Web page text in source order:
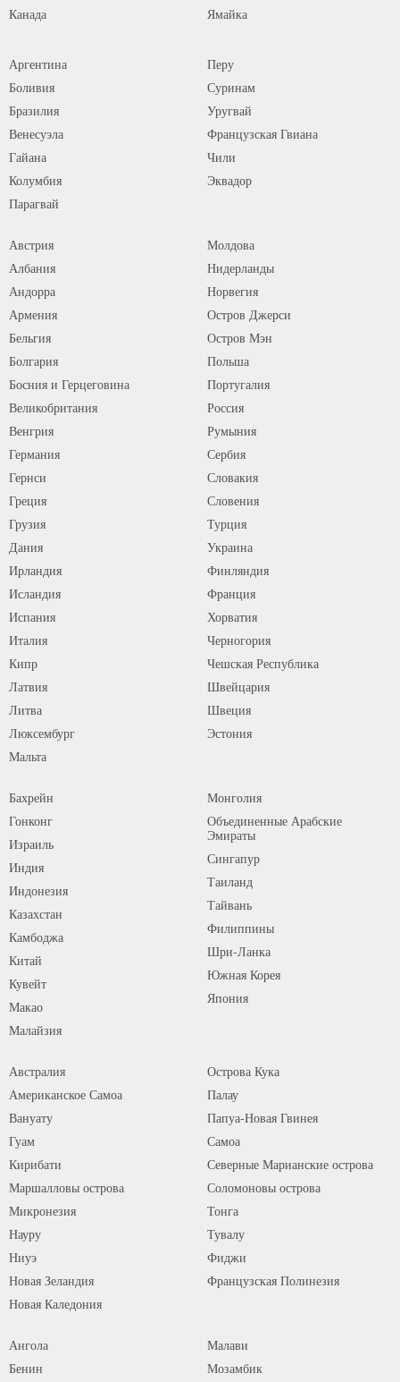
Канада
Ямайка
Аргентина
Боливия
Бразилия
Венесуэла
Гайана
Колумбия
Парагвай
Перу
Суринам
Уругвай
Французская Гвиана
Чили
Эквадор
Австрия
Албания
Андорра
Армения
Бельгия
Болгария
Босния и Герцеговина
Великобритания
Венгрия
Германия
Гернси
Греция
Грузия
Дания
Ирландия
Исландия
Испания
Италия
Кипр
Латвия
Литва
Люксембург
Мальта
Молдова
Нидерланды
Норвегия
Остров Джерси
Остров Мэн
Польша
Португалия
Россия
Румыния
Сербия
Словакия
Словения
Турция
Украина
Финляндия
Франция
Хорватия
Черногория
Чешская Республика
Швейцария
Швеция
Эстония
Бахрейн
Гонконг
Израиль
Индия
Индонезия
Казахстан
Камбоджа
Китай
Кувейт
Макао
Малайзия
Монголия
Объединенные Арабские
Эмираты
Сингапур
Таиланд
Тайвань
Филиппины
Шри-Ланка
Южная Корея
Япония
Австралия
Американское Самоа
Вануату
Гуам
Кирибати
Маршалловы острова
Микронезия
Науру
Ниуэ
Новая Зеландия
Новая Каледония
Острова Кука
Палау
Папуа-Новая Гвинея
Самоа
Северные Марианские острова
Соломоновы острова
Тонга
Тувалу
Фиджи
Французская Полинезия
Ангола
Бенин
Малави
Мозамбик